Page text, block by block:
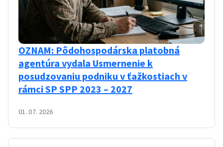
OZNAM: Pôdohospodárska platobná
agentúra vydala Usmernenie k
posudzovaniu podniku v ťažkostiach v
rámci SP SPP 2023 – 2027
01. 07. 2026